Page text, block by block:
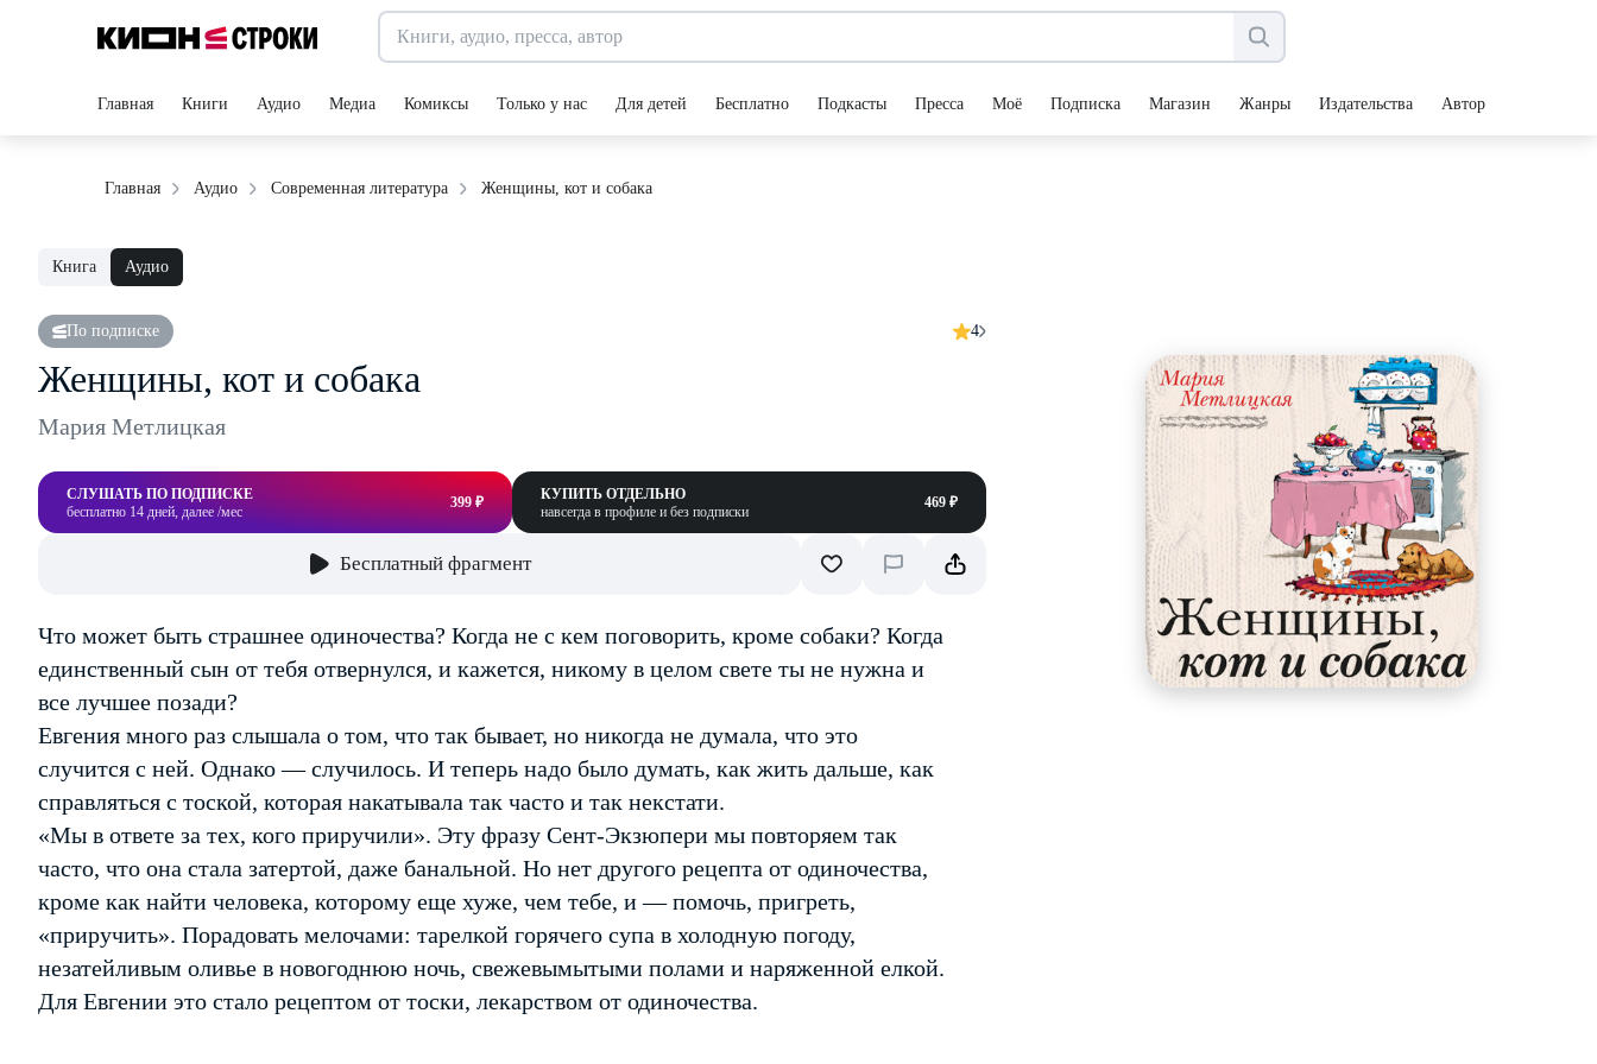
Главная Книги Аудио Медиа Комиксы Только у нас Для детей Бесплатно Подкасты Пресса Моё Подписка Магазин Жанры Издательства Авторы
Главная Аудио Современная литература Женщины, кот и собака
Книга Аудио
По подписке 4
Женщины, кот и собака
Мария Метлицкая
СЛУШАТЬ ПО ПОДПИСКЕ
бесплатно 14 дней, далее /мес
399 ₽
КУПИТЬ ОТДЕЛЬНО
навсегда в профиле и без подписки
469 ₽
Бесплатный фрагмент
Что может быть страшнее одиночества? Когда не с кем поговорить, кроме собаки? Когда
единственный сын от тебя отвернулся, и кажется, никому в целом свете ты не нужна и
все лучшее позади?
Евгения много раз слышала о том, что так бывает, но никогда не думала, что это
случится с ней. Однако — случилось. И теперь надо было думать, как жить дальше, как
справляться с тоской, которая накатывала так часто и так некстати.
«Мы в ответе за тех, кого приручили». Эту фразу Сент-Экзюпери мы повторяем так
часто, что она стала затертой, даже банальной. Но нет другого рецепта от одиночества,
кроме как найти человека, которому еще хуже, чем тебе, и — помочь, пригреть,
«приручить». Порадовать мелочами: тарелкой горячего супа в холодную погоду,
незатейливым оливье в новогоднюю ночь, свежевымытыми полами и наряженной елкой.
Для Евгении это стало рецептом от тоски, лекарством от одиночества.